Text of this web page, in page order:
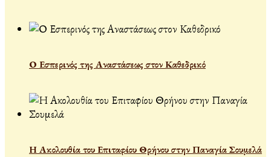
Ο Εσπερινός της Αναστάσεως στον Καθεδρικό
Η Ακολουθία του Επιταφίου Θρήνου στην Παναγία Σουμελά